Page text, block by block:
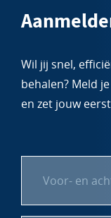
Wil jij snel,
behalen? Meld
en zet jouw